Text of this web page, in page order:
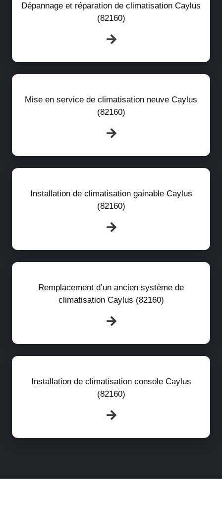
Dépannage et réparation de climatisation Caylus
(82160)
Mise en service de climatisation neuve Caylus
(82160)
Installation de climatisation gainable Caylus
(82160)
Remplacement d’un ancien système de
climatisation Caylus (82160)
Installation de climatisation console Caylus
(82160)